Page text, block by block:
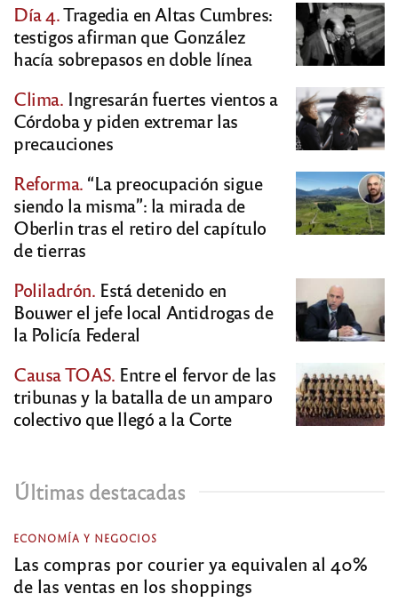
Día 4.Tragedia en Altas Cumbres:
testigos afirman que González
hacía sobrepasos en doble línea
Clima. Ingresarán fuertes vientos a
Córdoba y piden extremar las
precauciones
Reforma. “La preocupación sigue
siendo la misma”: la mirada de
Oberlin tras el retiro del capítulo
de tierras
Poliladrón. Está detenido en
Bouwer el jefe local Antidrogas de
la Policía Federal
Causa TOAS. Entre el fervor de las
tribunas y la batalla de un amparo
colectivo que llegó a la Corte
Últimas destacadas
ECONOMÍA Y NEGOCIOS
Las compras por courier ya equivalen al 40%
de las ventas en los shoppings